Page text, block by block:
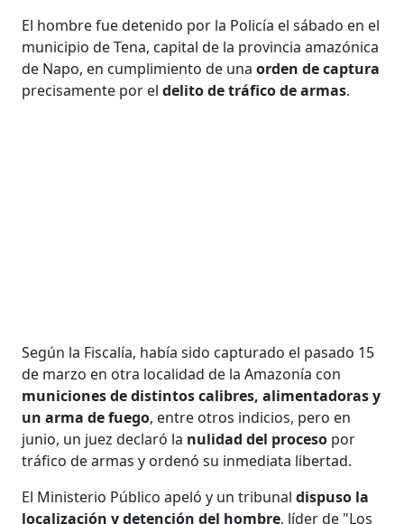
El hombre fue detenido por la Policía el sábado en el
municipio de Tena, capital de la provincia amazónica
de Napo, en cumplimiento de unaorden de captura
precisamente por eldelito de tráfico de armas.
Según la Fiscalía, había sido capturado el pasado 15
de marzo en otra localidad de la Amazonía con
municiones de distintos calibres, alimentadoras y
un arma de fuego, entre otros indicios, pero en
junio, un juez declaró la nulidad del proceso por
tráfico de armas y ordenó su inmediata libertad.
El Ministerio Público apeló y un tribunal dispuso la
localización y detención del hombre, líder de "Los